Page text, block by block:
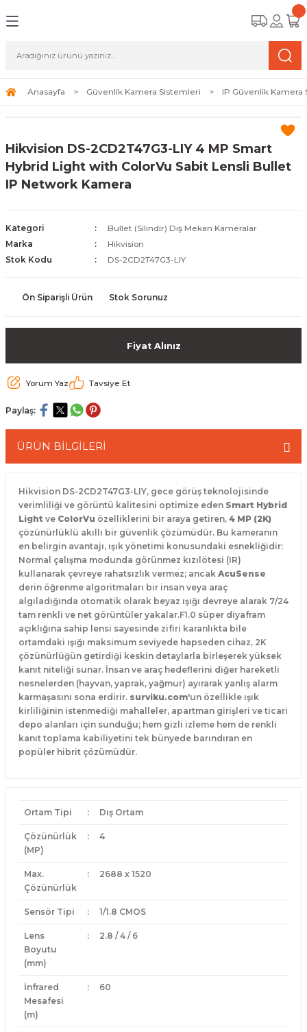
Sistemleri
Sistemleri (Network Kameraları)
ve Depolama Çözümleri
ve Bağlantı Kabloları
Kamera Lisansları
Güvenlik
Duvarı) Cihazları
Ağ Yönlendiricileri
Fi) ve Access Point Ürünleri
Antivirüs Yazılımları
ve Depolama Ürünleri
SSD
Kurtarma
Merkezi Altyapısı
Anasayfa Güvenlik Kamera Sistemleri IP Güvenlik Kamera
Hikvision DS-2CD2T47G3-LIY 4 MP Smart
Hybrid Light with ColorVu Sabit Lensli Bullet
IP Network Kamera
Kategori
Bullet (Silindir) Dış Mekan Kameralar
Marka
Hikvision
Stok Kodu
DS-2CD2T47G3-LIY
Ön Siparişli Ürün Stok Sorunuz
Fiyat Alınız
Yorum Yaz Tavsiye Et
Paylaş:
ÜRÜN BİLGİLERİ
Hikvision DS-2CD2T47G3-LIY, gece görüş teknolojisinde
verimliliği ve görüntü kalitesini optimize eden Smart Hybrid
Light ve ColorVu özelliklerini bir araya getiren, 4 MP (2K)
çözünürlüklü akıllı bir güvenlik çözümüdür. Bu kameranın
en belirgin avantajı, ışık yönetimi konusundaki esnekliğidir:
Normal çalışma modunda görünmez kızılötesi (IR)
kullanarak çevreye rahatsızlık vermez; ancak AcuSense
derin öğrenme algoritmaları bir insan veya araç
algıladığında otomatik olarak beyaz ışığı devreye alarak 7/24
tam renkli ve net görüntüler yakalar.F1.0 süper diyafram
açıklığına sahip lensi sayesinde zifiri karanlıkta bile
ortamdaki ışığı maksimum seviyede hapseden cihaz, 2K
çözünürlüğün getirdiği keskin detaylarla birleşerek yüksek
kanıt niteliği sunar. İnsan ve araç hedeflerini diğer hareketli
nesnelerden (hayvan, yaprak, yağmur) ayırarak yanlış alarm
karmaşasını sona erdirir. surviku.com'un özellikle ışık
kirliliğinin istenmediği mahalleler, apartman girişleri ve ticari
depo alanları için sunduğu; hem gizli izleme hem de renkli
kanıt toplama kabiliyetini tek bünyede barındıran en
popüler hibrit çözümüdür.
Ortam Tipi : Dış Ortam
Çözünürlük
(MP)
: 4
Max.
Çözünürlük
: 2688 x 1520
Sensör Tipi : 1/1.8 CMOS
Lens
Boyutu
(mm)
: 2.8 / 4 / 6
İnfrared
Mesafesi
(m)
: 60